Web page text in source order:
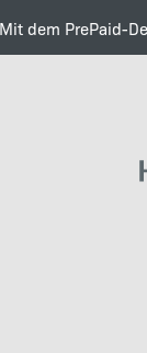
Mit dem PrePaid-